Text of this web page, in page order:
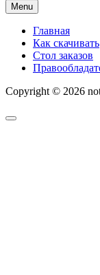
Menu
Главная
Как скачивать
Стол заказов
Copyright © 2026
Scroll